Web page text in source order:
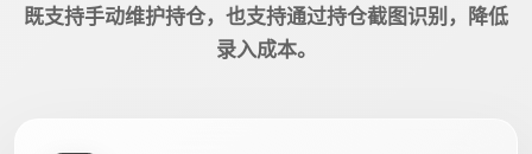
既支持手动维护持仓，也支持通过持仓截图识别，降低
录入成本。